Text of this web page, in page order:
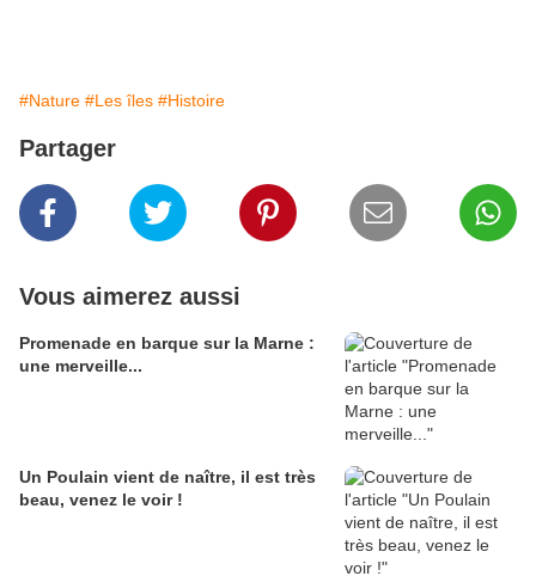
#Nature #Les îles #Histoire
Partager
Vous aimerez aussi
Promenade en barque sur la Marne :
une merveille...
Un Poulain vient de naître, il est très
beau, venez le voir !